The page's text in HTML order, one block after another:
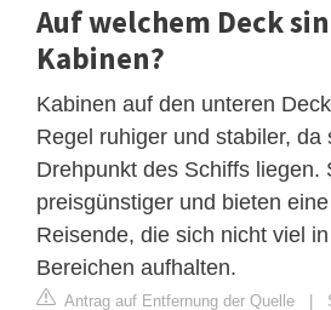
Auf welchem Deck
Kabinen?
Kabinen auf den unteren
Regel ruhiger und stabiler, da
Drehpunkt des Schiffs liegen.
preisgünstiger und bieten
Reisende, die sich nicht viel
Bereichen aufhalten.
Antrag auf Entfernung der Quelle |